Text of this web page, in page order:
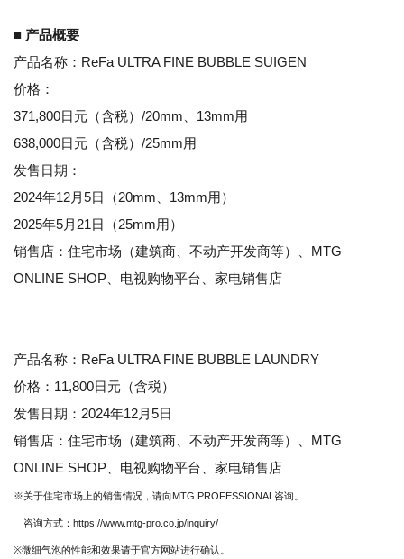
■ 产品概要
产品名称：ReFa ULTRA FINE BUBBLE SUIGEN
价格：
371,800日元（含税）/20mm、13mm用
638,000日元（含税）/25mm用
发售日期：
2024年12月5日（20mm、13mm用）
2025年5月21日（25mm用）
销售店：住宅市场（建筑商、不动产开发商等）、MTG
ONLINE SHOP、电视购物平台、家电销售店
产品名称：ReFa ULTRA FINE BUBBLE LAUNDRY
价格：11,800日元（含税）
发售日期：2024年12月5日
销售店：住宅市场（建筑商、不动产开发商等）、MTG
ONLINE SHOP、电视购物平台、家电销售店
※关于住宅市场上的销售情况，请向MTG PROFESSIONAL咨询。
咨询方式：https://www.mtg-pro.co.jp/inquiry/
※微细气泡的性能和效果请于官方网站进行确认。